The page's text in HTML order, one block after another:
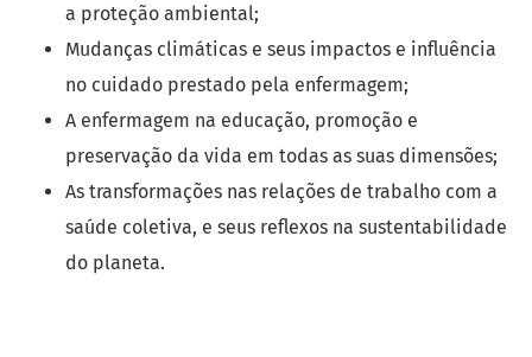
a proteção ambiental;
Mudanças climáticas e seus impactos e influência
no cuidado prestado pela enfermagem;
A enfermagem na educação, promoção e
preservação da vida em todas as suas dimensões;
As transformações nas relações de trabalho com a
saúde coletiva, e seus reflexos na sustentabilidade
do planeta.